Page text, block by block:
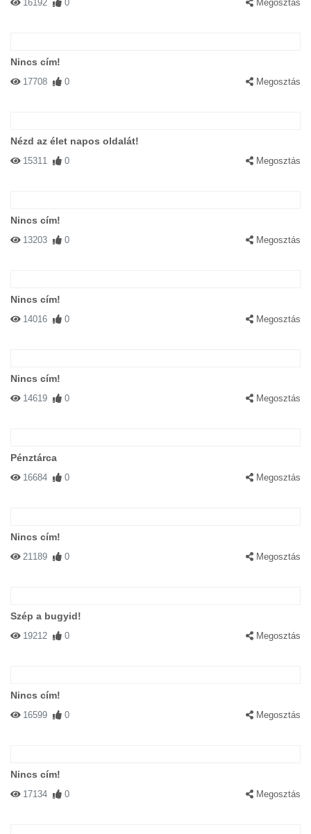
16192 0 Megosztás
Nincs cím!
17708 0 Megosztás
Nézd az élet napos oldalát!
15311 0 Megosztás
Nincs cím!
13203 0 Megosztás
Nincs cím!
14016 0 Megosztás
Nincs cím!
14619 0 Megosztás
Pénztárca
16684 0 Megosztás
Nincs cím!
21189 0 Megosztás
Szép a bugyid!
19212 0 Megosztás
Nincs cím!
16599 0 Megosztás
Nincs cím!
17134 0 Megosztás